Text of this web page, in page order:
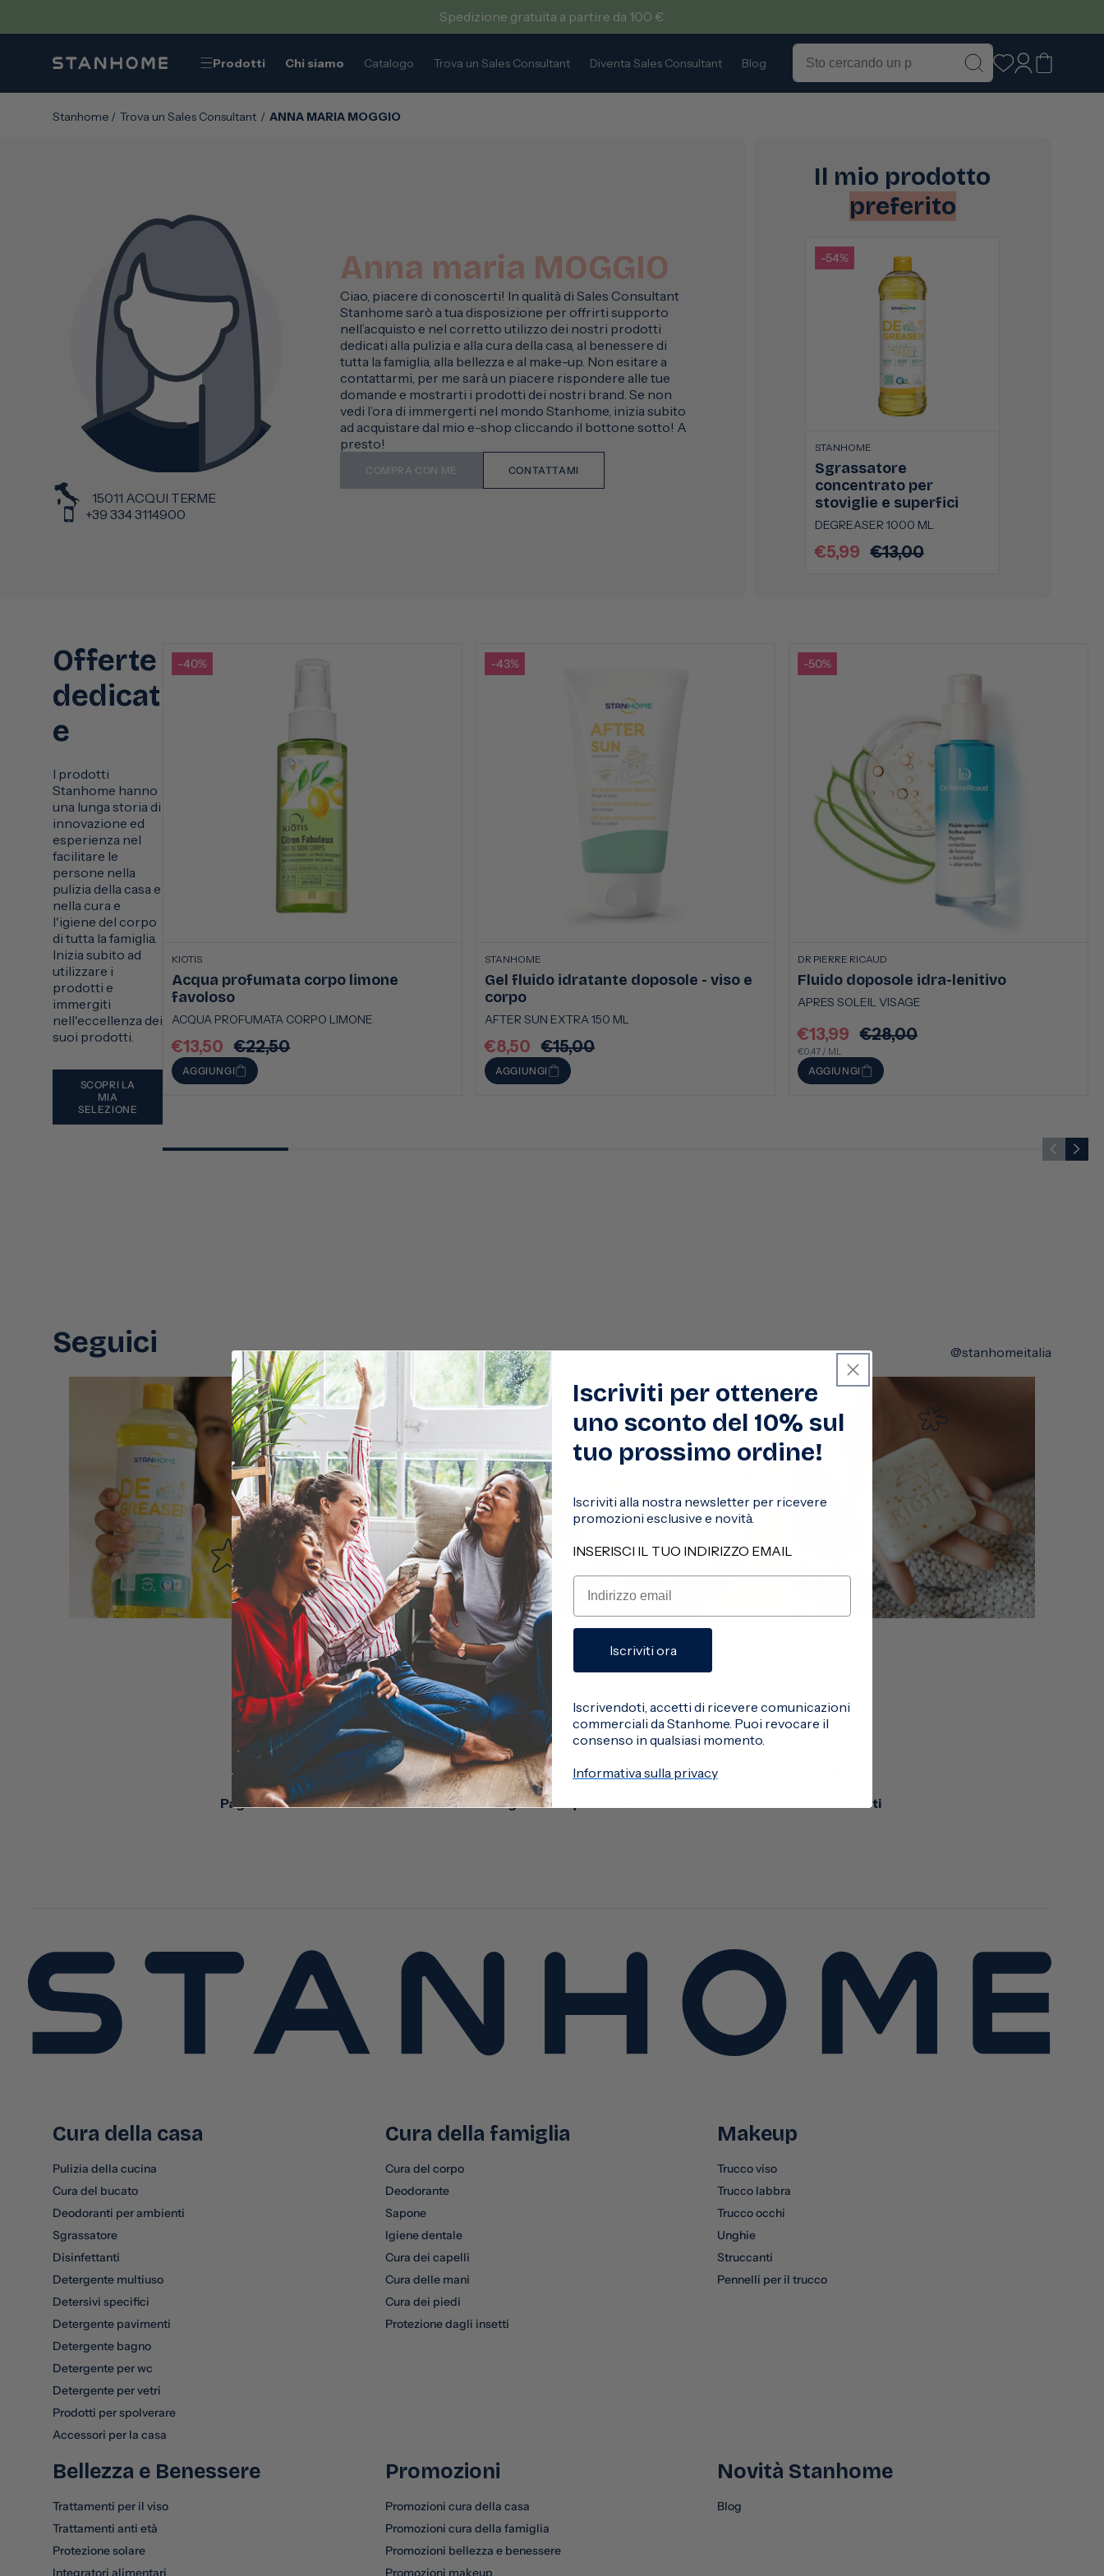
Spedizione gratuita a partire da 100 €
Prodotti Chi siamo Catalogo Trova un Sales Consultant Diventa Sales Consultant Blog Accedi
Carrello
Stanhome / Trova un Sales Consultant / ANNA MARIA MOGGIO
15011 ACQUI TERME
+39 334 3114900
Anna maria MOGGIO
Ciao, piacere di conoscerti! In qualità di Sales Consultant
Stanhome sarò a tua disposizione per offrirti supporto
nell’acquisto e nel corretto utilizzo dei nostri prodotti
dedicati alla pulizia e alla cura della casa, al benessere di
tutta la famiglia, alla bellezza e al make-up. Non esitare a
contattarmi, per me sarà un piacere rispondere alle tue
domande e mostrarti i prodotti dei nostri brand. Se non
vedi l’ora di immergerti nel mondo Stanhome, inizia subito
ad acquistare dal mio e-shop cliccando il bottone sotto! A
presto!
COMPRA CON ME CONTATTAMI
Il mio prodotto
preferito
-54%
STANHOME
Sgrassatore
concentrato per
stoviglie e superfici
DEGREASER 1000 ML
Prezzo
€5,99
Prezzo
€13,00
Offerte
dedicat
e
I prodotti
Stanhome hanno
una lunga storia di
innovazione ed
esperienza nel
facilitare le
persone nella
pulizia della casa e
nella cura e
l'igiene del corpo
di tutta la famiglia.
Inizia subito ad
utilizzare i
prodotti e
immergiti
nell'eccellenza dei
suoi prodotti.
SCOPRI LA
MIA
SELEZIONE
-40%
KIOTIS
Acqua profumata corpo limone
favoloso
ACQUA PROFUMATA CORPO LIMONE
Prezzo
scontato
€13,50
Prezzo
di
listino
€22,50
AGGIUNGI
-43%
STANHOME
Gel fluido idratante doposole - viso e
corpo
AFTER SUN EXTRA 150 ML
Prezzo
scontato
€8,50
Prezzo
di
listino
€15,00
AGGIUNGI
-50%
DR PIERRE RICAUD
Fluido doposole idra-lenitivo
APRES SOLEIL VISAGE
Prezzo
scontato
€13,99
Prezzo
di
listino
€28,00
PREZZO
UNITARIO
€0,47 / PER
ML
AGGIUNGI
Seguici @stanhomeitalia
Pagamento sicuro Consegna ovunque in Italia Assistenza clienti
Cura della casa
Pulizia della cucina
Cura del bucato
Deodoranti per ambienti
Sgrassatore
Disinfettanti
Detergente multiuso
Detersivi specifici
Detergente pavimenti
Detergente bagno
Detergente per wc
Detergente per vetri
Prodotti per spolverare
Accessori per la casa
Cura della famiglia
Cura del corpo
Deodorante
Sapone
Igiene dentale
Cura dei capelli
Cura delle mani
Cura dei piedi
Protezione dagli insetti
Makeup
Trucco viso
Trucco labbra
Trucco occhi
Unghie
Struccanti
Pennelli per il trucco
Bellezza e Benessere
Trattamenti per il viso
Trattamenti anti età
Protezione solare
Integratori alimentari
Promozioni
Promozioni cura della casa
Promozioni cura della famiglia
Promozioni bellezza e benessere
Promozioni makeup
Novità Stanhome
Blog
Iscriviti per ottenere
uno sconto del 10% sul
tuo prossimo ordine!
Iscriviti alla nostra newsletter per ricevere
promozioni esclusive e novità.
INSERISCI IL TUO INDIRIZZO EMAIL
Iscriviti ora
Iscrivendoti, accetti di ricevere comunicazioni
commerciali da Stanhome. Puoi revocare il
consenso in qualsiasi momento.
Informativa sulla privacy